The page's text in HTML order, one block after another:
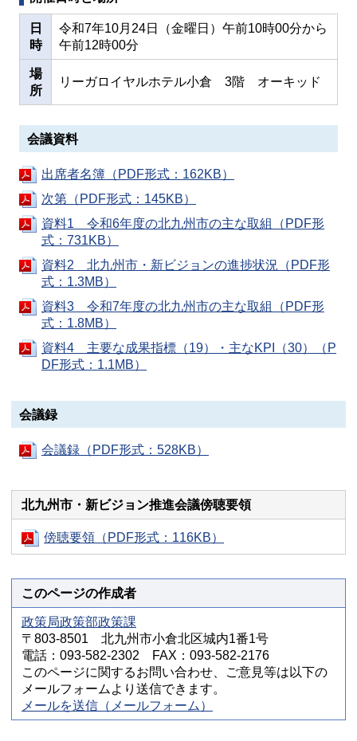
日
時
令和7年10月24日（金曜日）午前10時00分から
午前12時00分
場
所
リーガロイヤルホテル小倉 3階 オーキッド
会議資料
出席者名簿（PDF形式：162KB）
次第（PDF形式：145KB）
資料1 令和6年度の北九州市の主な取組（PDF形
式：731KB）
資料2 北九州市・新ビジョンの進捗状況（PDF形
式：1.3MB）
資料3 令和7年度の北九州市の主な取組（PDF形
式：1.8MB）
資料4 主要な成果指標（19）・主なKPI（30）（P
DF形式：1.1MB）
会議録
会議録（PDF形式：528KB）
北九州市・新ビジョン推進会議傍聴要領
傍聴要領（PDF形式：116KB）
このページの作成者
政策局政策部政策課
〒803-8501 北九州市小倉北区城内1番1号
電話：093-582-2302 FAX：093-582-2176
このページに関するお問い合わせ、ご意見等は以下の
メールフォームより送信できます。
メールを送信（メールフォーム）